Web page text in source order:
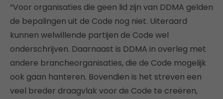
“Voor organisaties die geen lid zijn van DDMA gelden
de bepalingen uit de Code nog niet. Uiteraard
kunnen welwillende partijen de Code wel
onderschrijven. Daarnaast is DDMA in overleg met
andere brancheorganisaties, die de Code mogelijk
ook gaan hanteren. Bovendien is het streven een
veel breder draagvlak voor de Code te creëren,